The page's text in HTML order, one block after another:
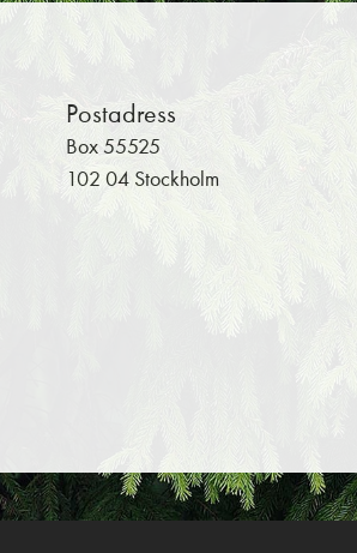
Postadress
Box 55525
102 04 Stockholm